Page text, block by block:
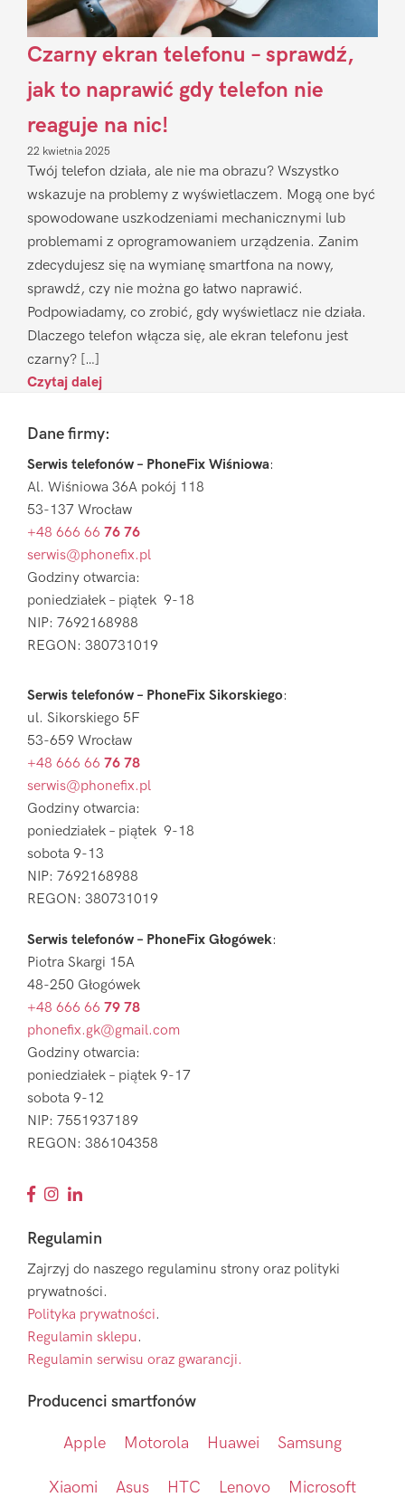
Czarny ekran telefonu – sprawdź,
jak to naprawić gdy telefon nie
reaguje na nic!
22 kwietnia 2025
Twój telefon działa, ale nie ma obrazu? Wszystko
wskazuje na problemy z wyświetlaczem. Mogą one być
spowodowane uszkodzeniami mechanicznymi lub
problemami z oprogramowaniem urządzenia. Zanim
zdecydujesz się na wymianę smartfona na nowy,
sprawdź, czy nie można go łatwo naprawić.
Podpowiadamy, co zrobić, gdy wyświetlacz nie działa.
Dlaczego telefon włącza się, ale ekran telefonu jest
czarny? […]
Czytaj dalej
FooterDane firmy:
Serwis telefonów – PhoneFix Wiśniowa:
Al. Wiśniowa 36A pokój 118
53-137 Wrocław
+48 666 66 76 76
serwis@phonefix.pl
Godziny otwarcia:
poniedziałek – piątek 9-18
NIP: 7692168988
REGON: 380731019
Serwis telefonów – PhoneFix Sikorskiego:
ul. Sikorskiego 5F
53-659 Wrocław
+48 666 66 76 78
serwis@phonefix.pl
Godziny otwarcia:
poniedziałek – piątek 9-18
sobota 9-13
NIP: 7692168988
REGON: 380731019
Serwis telefonów – PhoneFix Głogówek:
Piotra Skargi 15A
48-250 Głogówek
+48 666 66 79 78
phonefix.gk@gmail.com
Godziny otwarcia:
poniedziałek – piątek 9-17
sobota 9-12
NIP: 7551937189
REGON: 386104358
Regulamin
Zajrzyj do naszego regulaminu strony oraz polityki
prywatności.
Polityka prywatności.
Regulamin sklepu.
Regulamin serwisu oraz gwarancji.
Producenci smartfonów
Apple Motorola Huawei Samsung
Xiaomi Asus HTC Lenovo Microsoft